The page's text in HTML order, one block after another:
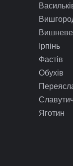
Вишневе
Ірпінь
Фастів
Обухів
Яготин